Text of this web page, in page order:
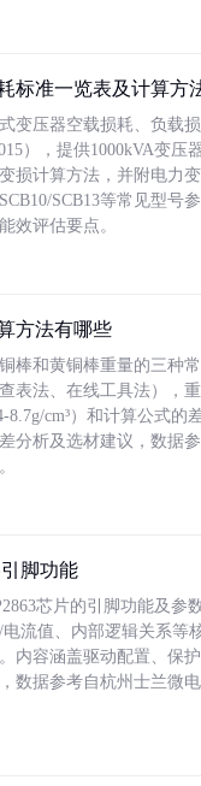
标准一览表及计算方
变压器空载损耗、负载
），提供1000kVA变压
损计算方法，并附电力
SCB13等常见型号
效评估要点。
方法有哪些
棒和黄铜棒重量的三种
表法、在线工具法），
8.7g/cm³）和计算公式的
分析及选材建议，数据
脚功能
芯片的引脚功能及参
流值、内部逻辑关系等
内容涵盖驱动配置、保
数据参考自杭州士兰微